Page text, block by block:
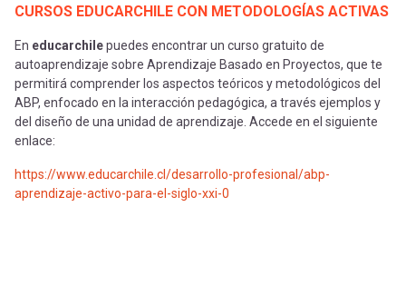
CURSOS EDUCARCHILE CON METODOLOGÍAS ACTIVAS
En educarchilepuedes encontrar un curso gratuito de
autoaprendizaje sobre Aprendizaje Basado en Proyectos, que te
permitirá comprender los aspectos teóricos y metodológicos del
ABP, enfocado en la interacción pedagógica, a través ejemplos y
del diseño de una unidad de aprendizaje. Accede en el siguiente
enlace:
https://www.educarchile.cl/desarrollo-profesional/abp-
aprendizaje-activo-para-el-siglo-xxi-0